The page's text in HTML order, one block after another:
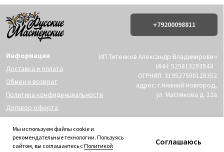
Мы используем файлы cookie и
рекомендательные технологии. Пользуясь
сайтом, вы соглашаетесь сПолитикой
Соглашаюсь